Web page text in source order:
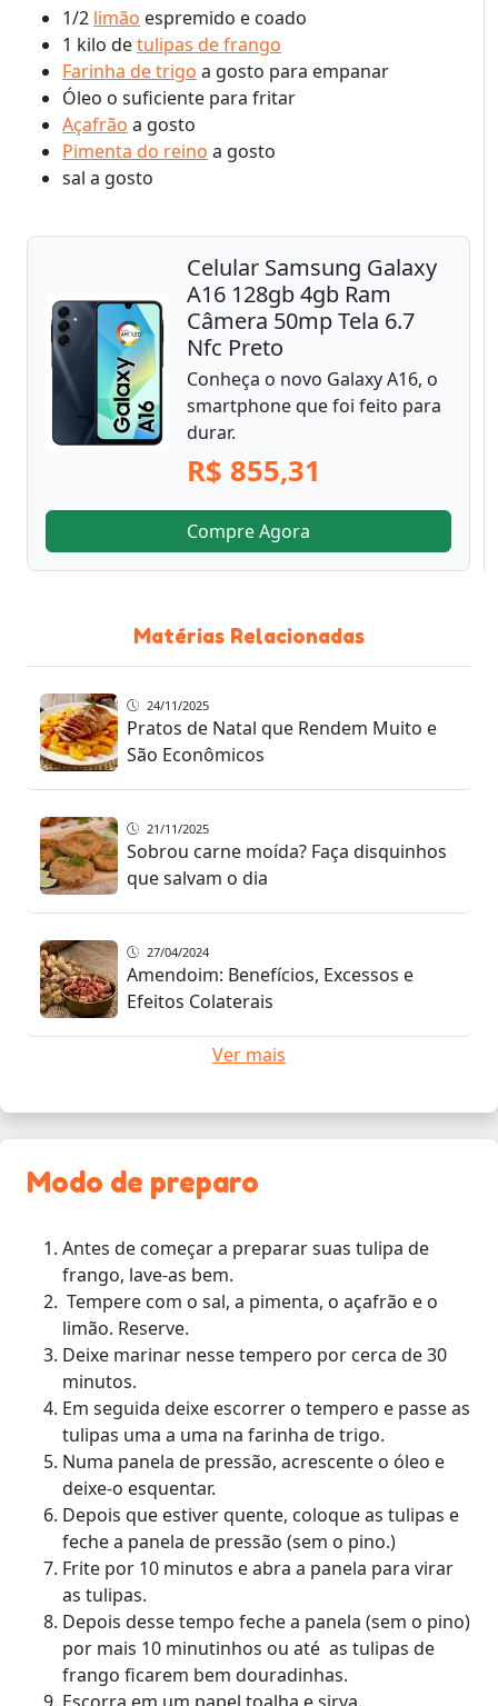
1/2 limão espremido e coado
1 kilo detulipas de frango
Farinha de trigo a gosto para empanar
Óleo o suficiente para fritar
Açafrão a gosto
Pimenta do reino a gosto
sal a gosto
Celular Samsung Galaxy
A16 128gb 4gb Ram
Câmera 50mp Tela 6.7
Nfc Preto
Conheça o novo Galaxy A16, o
smartphone que foi feito para
durar.
R$ 855,31
Compre Agora
Matérias Relacionadas
24/11/2025
Pratos de Natal que Rendem Muito e
São Econômicos
21/11/2025
Sobrou carne moída? Faça disquinhos
que salvam o dia
27/04/2024
Amendoim: Benefícios, Excessos e
Efeitos Colaterais
Ver mais
Modo de preparo
Antes de começar a preparar suas tulipa de
frango, lave-as bem.
Tempere com o sal, a pimenta, o açafrão e o
limão. Reserve.
Deixe marinar nesse tempero por cerca de 30
minutos.
Em seguida deixe escorrer o tempero e passe as
tulipas uma a uma na farinha de trigo.
Numa panela de pressão, acrescente o óleo e
deixe-o esquentar.
Depois que estiver quente, coloque as tulipas e
feche a panela de pressão (sem o pino.)
Frite por 10 minutos e abra a panela para virar
as tulipas.
Depois desse tempo feche a panela (sem o pino)
por mais 10 minutinhos ou até as tulipas de
frango ficarem bem douradinhas.
Escorra em um papel toalha e sirva.